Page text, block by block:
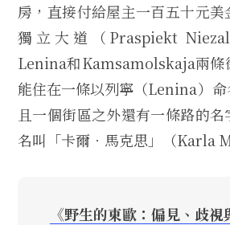
房，直接付給屋主一百五十元
獨立大道（Praspiekt
Lenina和Kamsamolskaja兩條
能住在一條以列寧（Lenina）
且一個街區之外還有一條路的名
名叫「卡爾．馬克思」（Karla
《野生的東歐：偏見、歧